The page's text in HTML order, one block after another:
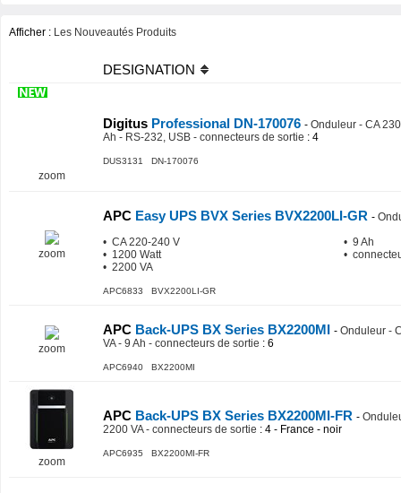
Afficher : Les Nouveautés Produits
DESIGNATION
zoom
Digitus Professional DN-170076 - Onduleur - CA
Ah - RS-232, USB - connecteurs de sortie : 4
DUS3131 DN-170076
zoom
APC Easy UPS BVX Series BVX2200LI-GR -
• CA 220-240 V
• 1200 Watt
• 2200 VA
• 9 Ah
•
APC6833 BVX2200LI-GR
zoom
APC Back-UPS BX Series BX2200MI - Onduleur -
VA - 9 Ah - connecteurs de sortie : 6
APC6940 BX2200MI
zoom
APC Back-UPS BX Series BX2200MI-FR -
2200 VA - connecteurs de sortie : 4 - France - noir
APC6935 BX2200MI-FR